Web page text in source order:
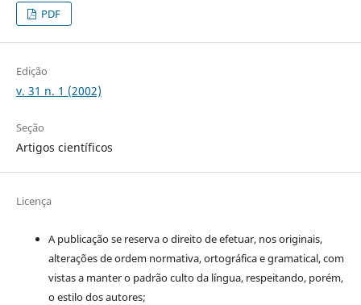
PDF
Edição
v. 31 n. 1 (2002)
Seção
Artigos científicos
Licença
A publicação se reserva o direito de efetuar, nos originais,
alterações de ordem normativa, ortográfica e gramatical, com
vistas a manter o padrão culto da língua, respeitando, porém,
o estilo dos autores;